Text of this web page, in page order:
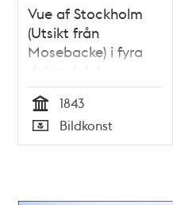
Vue af Stockholm
(Utsikt från
Mosebacke) i fyra
delar: del 4
Tid
1843
Typ
Bildkonst